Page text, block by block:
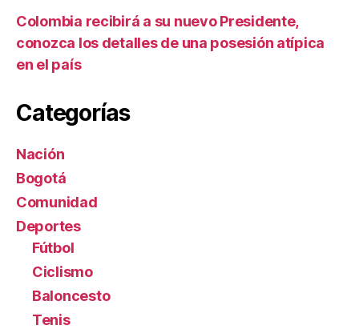
Colombia recibirá a su nuevo Presidente,
conozca los detalles de una posesión atípica
en el país
Categorías
Nación
Bogotá
Comunidad
Deportes
Fútbol
Ciclismo
Baloncesto
Tenis